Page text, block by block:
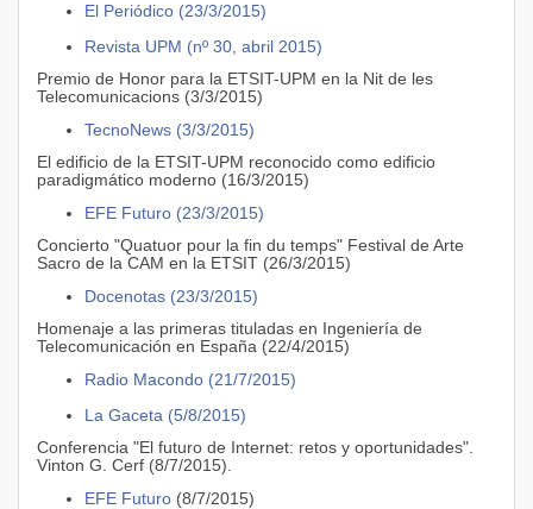
El Periódico (23/3/2015)
Revista UPM (nº 30, abril 2015)
Premio de Honor para la ETSIT-UPM en la Nit de les
Telecomunicacions (3/3/2015)
TecnoNews (3/3/2015)
El edificio de la ETSIT-UPM reconocido como edificio
paradigmático moderno (16/3/2015)
EFE Futuro (23/3/2015)
Concierto "Quatuor pour la fin du temps" Festival de Arte
Sacro de la CAM en la ETSIT (26/3/2015)
Docenotas (23/3/2015)
Homenaje a las primeras tituladas en Ingeniería de
Telecomunicación en España (22/4/2015)
Radio Macondo (21/7/2015)
La Gaceta (5/8/2015)
Conferencia "El futuro de Internet: retos y oportunidades".
Vinton G. Cerf (8/7/2015).
EFE Futuro (8/7/2015)